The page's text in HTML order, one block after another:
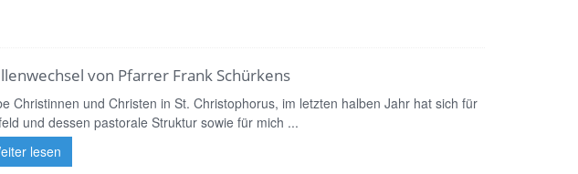
von Pfarrer Frank Schürkens
Christinnen und Christen in St. Christophorus, im letzten halben Jahr hat sich für
und dessen pastorale Struktur sowie für mich ...
lesen